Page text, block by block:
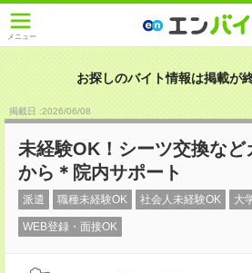
メニュー
お探しのバイト情報は掲載が
掲載日 :2026/06/08
未経験OK！シーツ交換など
から＊院内サポート
派遣 職種未経験OK 社会人未経験OK 大
WEB登録・面接OK